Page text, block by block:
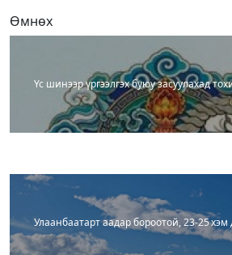
Өмнөх
Үс шинээр үргээлгэх буюу засуулахад
Улаанбаатарт аадар бороотой, 23-25